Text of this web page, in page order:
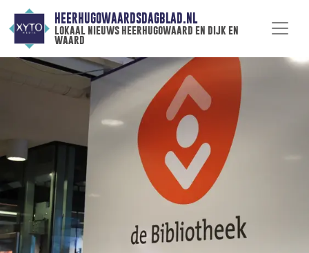
HEERHUGOWAARDSDAGBLAD.NL
lokaal nieuws heerhugowaard en dijk en
waard